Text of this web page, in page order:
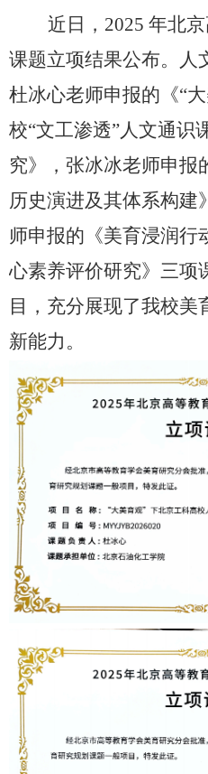
近日，2025 年北
课题立项结果公布。人
杜冰心老师申报的《“
校“文工渗透”人文通识
究》，张冰冰老师申报
历史演进及其体系构建
师申报的《美育浸润行
心素养评价研究》三项
目，充分展现了我校美
新能力。